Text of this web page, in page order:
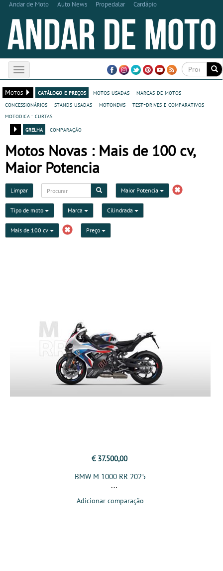
Andar de Moto Auto News Propedalar Cardápio
Toggle
navigation
Motos
catálogo e preços motos usadas
marcas de motos
concessionários
stands usadas motonews
test-drives e comparativos
motodica - curtas
grelha
comparação
Motos Novas : Mais de 100 cv,
Maior Potencia
Limpar Maior Potencia
Tipo de moto Marca Cilindrada
Mais de 100 cv Preço
€ 37.500,00
BMW M 1000 RR 2025
Adicionar comparação